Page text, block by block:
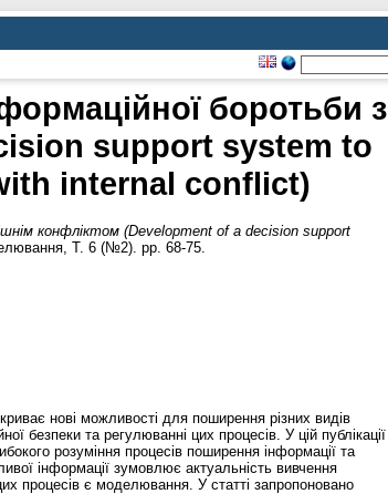
боротьби з
support system to
internal conflict)
конфліктом (Development of a decision support
Т. 6 (№2). pp. 68-75.
нові можливості для поширення різних видів
безпеки та регулюванні цих процесів. У цій публікації
розуміння процесів поширення інформації та
інформації зумовлює актуальність вивчення
процесів є моделювання. У статті запропоновано